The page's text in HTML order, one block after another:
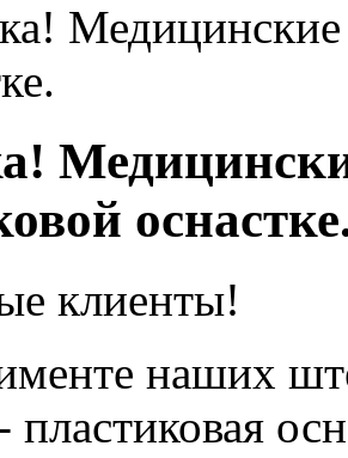
Медицинские
клиенты!
наших
пластиковая